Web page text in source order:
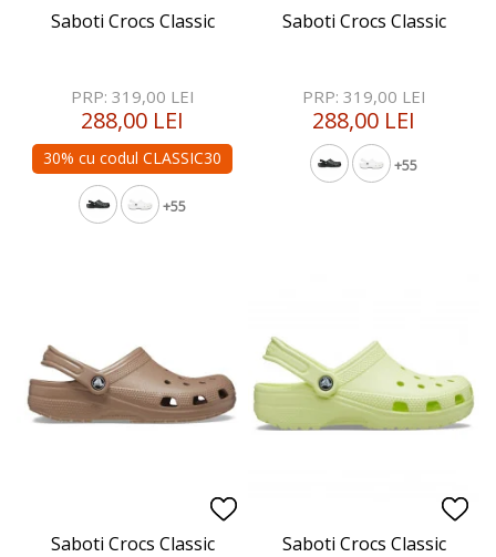
Saboti Crocs Classic
+55
PRP: 319,00 LEI
288,00 LEI
30% cu codul CLASSIC30
Saboti Crocs Classic
+55
PRP: 319,00 LEI
288,00 LEI
Saboti Crocs Classic Saboti Crocs Classic